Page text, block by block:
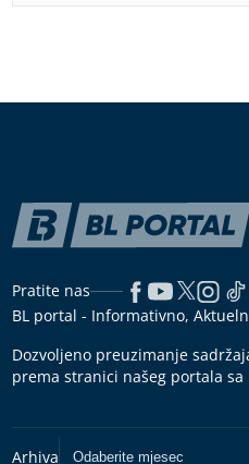
Pratite nas
BL portal - Informativno,
Dozvoljeno preuzimanje
prema stranici našeg portala